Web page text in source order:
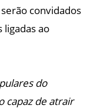
convidados
ao
do
capaz de atrair